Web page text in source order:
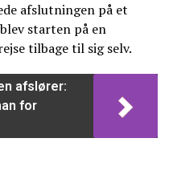
afslutningen på et
starten på en
tilbage til sig selv.
afslører:
for